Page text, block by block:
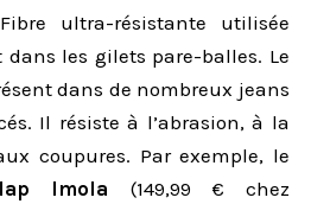
ultra-résistante utilisée
les gilets pare-balles. Le
dans de nombreux jeans
Il résiste à l’abrasion, à la
coupures. Par exemple, le
Imola (149,99 € chez